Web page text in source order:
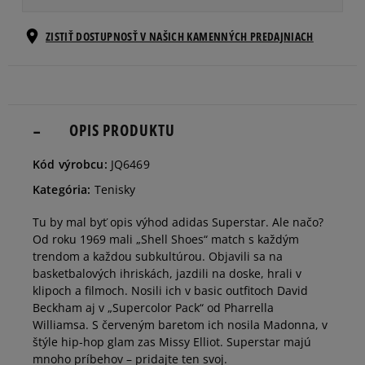
Veľkosti EU Veľkosti US
36 2/3 22,5 cm
38 23,5 cm Informovať o dostupnosti
38 2/3 24 cm Informovať o dostupnosti
39 1/3 24,5 cm Informovať o dostupnosti
ZISTIŤ DOSTUPNOSŤ V NAŠICH KAMENNÝCH PREDAJNIACH
OPIS PRODUKTU
Kód výrobcu: JQ6469
Kategória: Tenisky
Tu by mal byť opis výhod adidas Superstar. Ale načo?
Od roku 1969 mali „Shell Shoes“ match s každým
trendom a každou subkultúrou. Objavili sa na
basketbalových ihriskách, jazdili na doske, hrali v
klipoch a filmoch. Nosili ich v basic outfitoch David
Beckham aj v „Supercolor Pack“ od Pharrella
Williamsa. S červeným baretom ich nosila Madonna, v
štýle hip-hop glam zas Missy Elliot. Superstar majú
mnoho príbehov – pridajte ten svoj.